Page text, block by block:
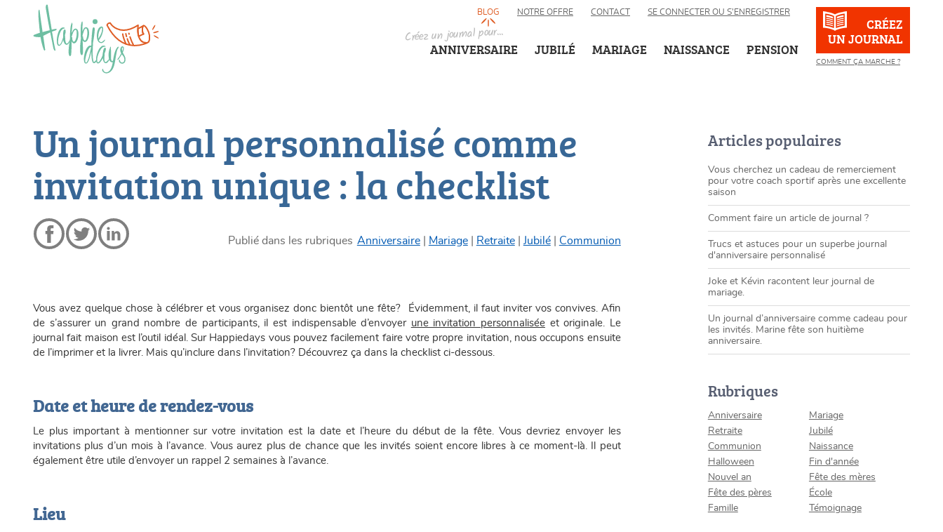
Créez un journal pour...
ANNIVERSAIRE JUBILÉ MARIAGE NAISSANCE PENSION
CRÉEZ
UN JOURNAL
COMMENT ÇA MARCHE ?
BLOG NOTRE OFFRE CONTACT SE CONNECTER OU S’ENREGISTRER
Un journal personnalisé comme
invitation unique : la checklist
Publié dans les rubriques Anniversaire Mariage Retraite Jubilé Communion
Vous avez quelque chose à célébrer et vous organisez donc bientôt une fête? Évidemment, il faut inviter vos convives. Afin
de s’assurer un grand nombre de participants, il est indispensable d’envoyer une invitation personnaliséeet originale. Le
journal fait maison est l’outil idéal. Sur Happiedays vous pouvez facilement faire votre propre invitation, nous occupons ensuite
de l’imprimer et la livrer. Mais qu’inclure dans l’invitation? Découvrez ça dans la checklist ci-dessous.
Date et heure de rendez-vous
Le plus important à mentionner sur votre invitation est la date et l’heure du début de la fête. Vous devriez envoyer les
invitations plus d’un mois à l’avance. Vous aurez plus de chance que les invités soient encore libres à ce moment-là. Il peut
également être utile d’envoyer un rappel 2 semaines à l’avance.
Lieu
Articles populaires
Vous cherchez un cadeau de remerciement
pour votre coach sportif après une excellente
saison
Comment faire un article de journal ?
Trucs et astuces pour un superbe journal
d'anniversaire personnalisé
Joke et Kévin racontent leur journal de
mariage.
Un journal d’anniversaire comme cadeau pour
les invités. Marine fête son huitième
anniversaire.
Rubriques
Anniversaire
Mariage
Retraite
Jubilé
Communion
Naissance
Halloween
Fin d'année
Nouvel an
Fête des mères
Fête des pères
École
Famille
Témoignage